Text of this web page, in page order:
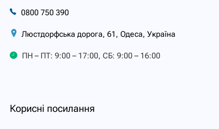
0800 750 390
Люстдорфська дорога, 61, Одеса, Україна
ПН – ПТ: 9:00 – 17:00, СБ: 9:00 – 16:00
Корисні посилання